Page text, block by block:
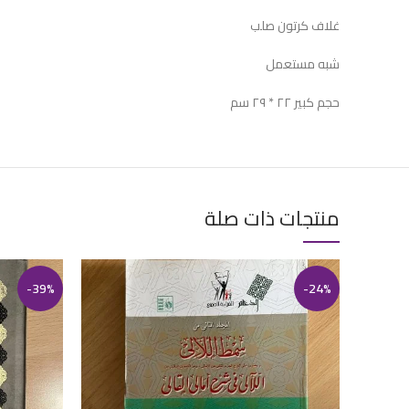
غلاف كرتون صلب
شبه مستعمل
حجم كبير ٢٢ * ٢٩ سم
منتجات ذات صلة
-24%
-39%